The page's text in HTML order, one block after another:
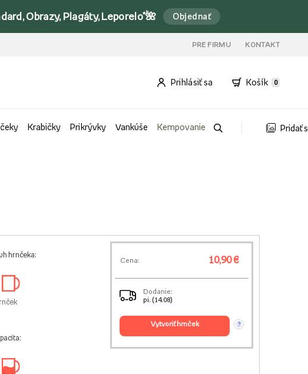
Obrazy, Plagáty, Leporelo*🌺 Objednať
PRE FIRMU KONTAKT
Prihlásiť sa Košík 0
Krabičky Prikrývky Vankúše Kempovanie Pridať
hrnčeka:
Cena: 10,90 €
Dodanie:
pi. (14.08)
vytvoriť hrnček ?